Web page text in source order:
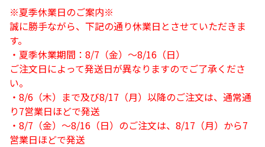
※夏季休業日のご案内※
誠に勝手ながら、下記の通り休業日とさせていただきま
す。
・夏季休業期間：8/7（金）～8/16（日）
ご注文日によって発送日が異なりますのでご了承くださ
い。
・8/6（木）まで及び8/17（月）以降のご注文は、通常通
り7営業日ほどで発送
・8/7（金）～8/16（日）のご注文は、8/17（月）から7
営業日ほどで発送